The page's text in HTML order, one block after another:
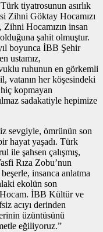
tiyatrosunun asırlık
Zihni Göktay Hocamızı
Hocamızın insan
şahit olmuştur.
boyunca İBB Şehir
ustamız,
ruhunun en görkemli
vatanın her köşesindeki
hiç kopmayan
sadakatiyle hepimize
sevgiyle, ömrünün son
hayat yaşadı. Türk
ile şahsen çalışmış,
Rıza Zobu’nun
insanca anlatma
ekolün son
İBB Kültür ve
acıyı derinden
üzüntüsünü
eğiliyoruz.”